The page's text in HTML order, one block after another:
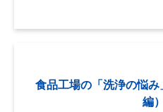
食品工場の「洗浄の悩
編）